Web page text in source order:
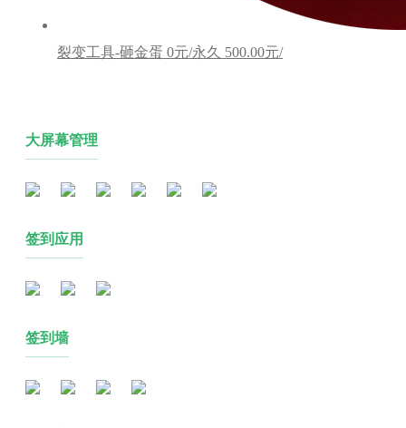
裂变工具-砸金蛋 0元/永久 500.00元/
大屏幕管理
签到应用
签到墙